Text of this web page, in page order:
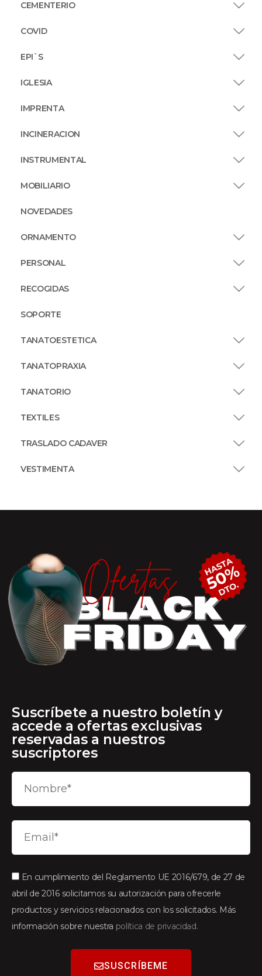
CEMENTERIO
COVID
EPI`S
IGLESIA
IMPRENTA
INCINERACION
INSTRUMENTAL
MOBILIARIO
NOVEDADES
ORNAMENTO
PERSONAL
RECOGIDAS
SOPORTE
TANATOESTETICA
TANATOPRAXIA
TANATORIO
TEXTILES
TRASLADO CADAVER
VESTIMENTA
Suscríbete a nuestro boletín y
accede a ofertas exclusivas
reservadas a nuestros
suscriptores
En cumplimiento del Reglamento UE 2016/679, de 27 de
abril de 2016 solicitamos su autorización para ofrecerle
productos y servicios relacionados con los solicitados. Más
información sobre nuestra política de privacidad.
SUSCRÍBEME